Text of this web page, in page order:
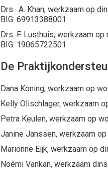
Drs. A. Khan, werkzaam op
BIG: 69913388001
Drs. F. Lusthuis, werkzaam op
BIG: 19065722501
De
Dana Koning, werkzaam op
Kelly Olischlager, werkzaam
Petra Keulen, werkzaam op
Janine Janssen, werkzaam
Marionne Eijk, werkzaam op
Noémi Vankan, werkzaam